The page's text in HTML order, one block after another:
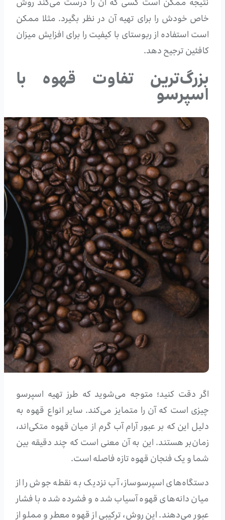
نتیجه ممکن است کسی که آن را درست می‌کند روش
خاص خودش را برای تهیه آن در نظر بگیرد. مثلا ممکن
است استفاده از ربوستای با کیفیت را برای افزایش میزان
کافئین ترجیح دهد.
بزرگترین تفاوت قهوه با
اسپرسو
اگر دقت کنید؛ متوجه می‌شوید که طرز تهیه اسپرسو
چیزی است که آن را متمایز می‌کند. سایر انواع قهوه به
دلیل این که بر عبور آرام آب گرم از میان قهوه متکی‌اند،
زمان‌بر هستند. این به آن معنی است که چند دقیقه بین
شما و یک فنجان قهوه تازه فاصله است.
دستگاه‌های اسپرسوساز، آب نزدیک به نقطه جوش را از
میان دانه‌های قهوه آسیاب شده و فشرده شده با فشار
عبور می‌دهند. این روش، ترکیبی از قهوه معطر و مملو از